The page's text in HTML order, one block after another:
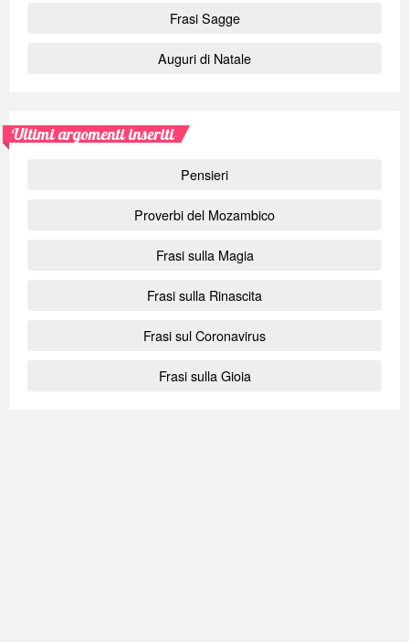
Frasi Sagge
Auguri di Natale
Ultimi argomenti inseriti
Pensieri
Proverbi del Mozambico
Frasi sulla Magia
Frasi sulla Rinascita
Frasi sul Coronavirus
Frasi sulla Gioia